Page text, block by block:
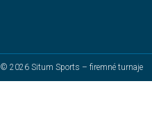
© 2026 Situm Sports – firemné turnaje